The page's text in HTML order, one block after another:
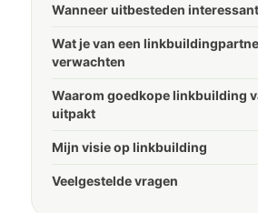
Wanneer uitbesteden
Wat je van een
verwachten
Waarom goedkope linkbuilding
uitpakt
Mijn visie op linkbuilding
Veelgestelde vragen